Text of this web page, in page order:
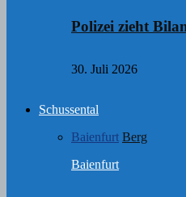
Polizei zieht
30. Juli 2026
Schussental
Baienfurt Berg
Baienfurt